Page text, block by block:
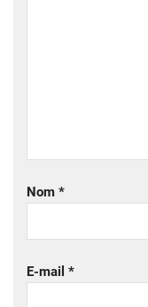
Nom *
E-mail *